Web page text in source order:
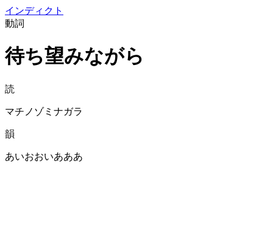
インディクト
動詞
待ち望みながら
読
マチノゾミナガラ
韻
あいおおいあああ